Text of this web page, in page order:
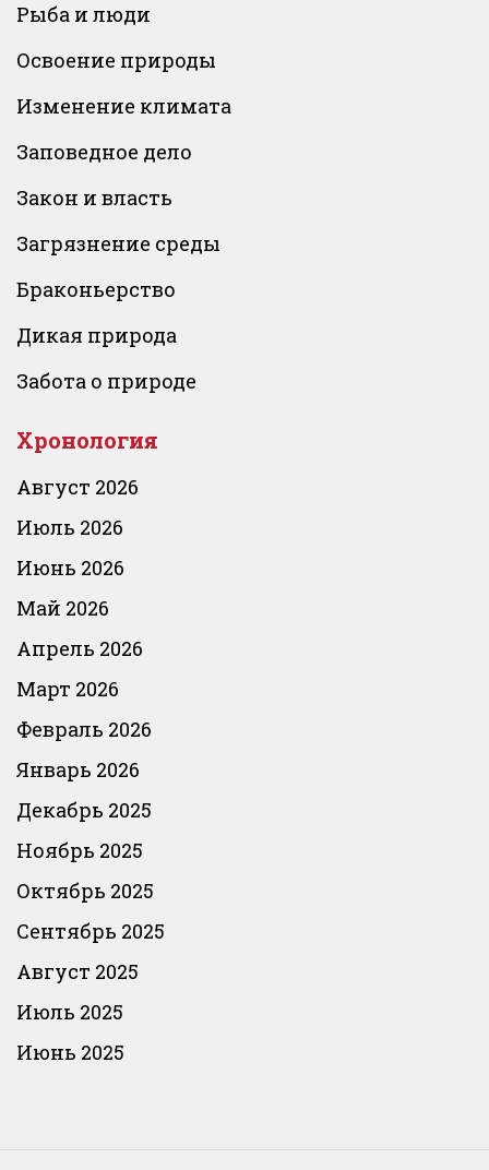
Рыба и люди
Освоение природы
Изменение климата
Заповедное дело
Закон и власть
Загрязнение среды
Браконьерство
Дикая природа
Забота о природе
Хронология
Август 2026
Июль 2026
Июнь 2026
Май 2026
Апрель 2026
Март 2026
Февраль 2026
Январь 2026
Декабрь 2025
Ноябрь 2025
Октябрь 2025
Сентябрь 2025
Август 2025
Июль 2025
Июнь 2025